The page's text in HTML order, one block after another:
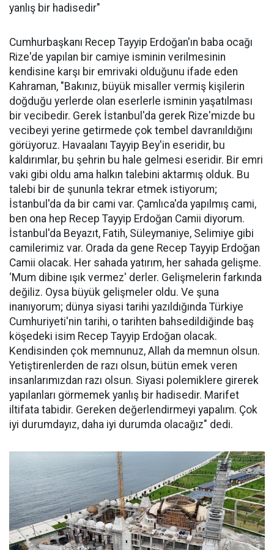
yanlış bir hadisedir"
Cumhurbaşkanı Recep Tayyip Erdoğan'ın baba ocağı
Rize'de yapılan bir camiye isminin verilmesinin
kendisine karşı bir emrivaki olduğunu ifade eden
Kahraman, "Bakınız, büyük misaller vermiş kişilerin
doğduğu yerlerde olan eserlerle isminin yaşatılması
bir vecibedir. Gerek İstanbul'da gerek Rize'mizde bu
vecibeyi yerine getirmede çok tembel davranıldığını
görüyoruz. Havaalanı Tayyip Bey'in eseridir, bu
kaldırımlar, bu şehrin bu hale gelmesi eseridir. Bir emri
vaki gibi oldu ama halkın talebini aktarmış olduk. Bu
talebi bir de şununla tekrar etmek istiyorum;
İstanbul'da da bir cami var. Çamlıca'da yapılmış cami,
ben ona hep Recep Tayyip Erdoğan Camii diyorum.
İstanbul'da Beyazıt, Fatih, Süleymaniye, Selimiye gibi
camilerimiz var. Orada da gene Recep Tayyip Erdoğan
Camii olacak. Her sahada yatırım, her sahada gelişme.
‘Mum dibine ışık vermez' derler. Gelişmelerin farkında
değiliz. Oysa büyük gelişmeler oldu. Ve şuna
inanıyorum; dünya siyasi tarihi yazıldığında Türkiye
Cumhuriyeti'nin tarihi, o tarihten bahsedildiğinde baş
köşedeki isim Recep Tayyip Erdoğan olacak.
Kendisinden çok memnunuz, Allah da memnun olsun.
Yetiştirenlerden de razı olsun, bütün emek veren
insanlarımızdan razı olsun. Siyasi polemiklere girerek
yapılanları görmemek yanlış bir hadisedir. Marifet
iltifata tabidir. Gereken değerlendirmeyi yapalım. Çok
iyi durumdayız, daha iyi durumda olacağız" dedi.